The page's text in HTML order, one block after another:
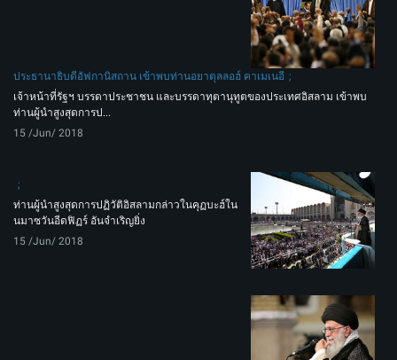
ประธานาธิบดีอัฟกานิสถาน เข้าพบท่านอยาตุลลอฮ์ คาเมเนอี
เจ้าหน้าที่รัฐฯ บรรดาประชาชน และบรรดาทุตานุทูตของประเทศอิสลาม เข้าพบ
ท่านผู้นำสูงสุดการป...
15 /Jun/ 2018
ท่านผู้นำสูงสุดการปฏิวัติอิสลามกล่าวในคุฏบะฮ์ใน
นมาซวันอีดฟิฏร์ อันจำเริญยิ่ง
15 /Jun/ 2018